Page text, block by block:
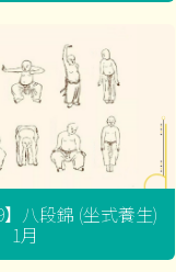
】八段錦 (坐式養生)
1月